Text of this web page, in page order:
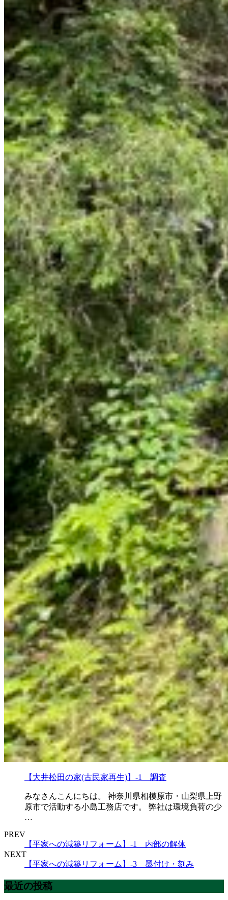
【大井松田の家(古民家再生)】-1 調査
みなさんこんにちは。 神奈川県相模原市・山梨県上野
原市で活動する小島工務店です。 弊社は環境負荷の少
…
PREV
【平家への減築リフォーム】-1 内部の解体
NEXT
【平家への減築リフォーム】-3 墨付け・刻み
最近の投稿